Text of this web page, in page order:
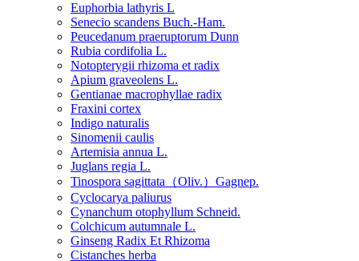
Euphorbia lathyris L
Senecio scandens Buch.-Ham.
Peucedanum praeruptorum Dunn
Rubia cordifolia L.
Notopterygii rhizoma et radix
Apium graveolens L.
Gentianae macrophyllae radix
Fraxini cortex
Indigo naturalis
Sinomenii caulis
Artemisia annua L.
Juglans regia L.
Tinospora sagittata（Oliv.）Gagnep.
Cyclocarya paliurus
Cynanchum otophyllum Schneid.
Colchicum autumnale L.
Ginseng Radix Et Rhizoma
Cistanches herba